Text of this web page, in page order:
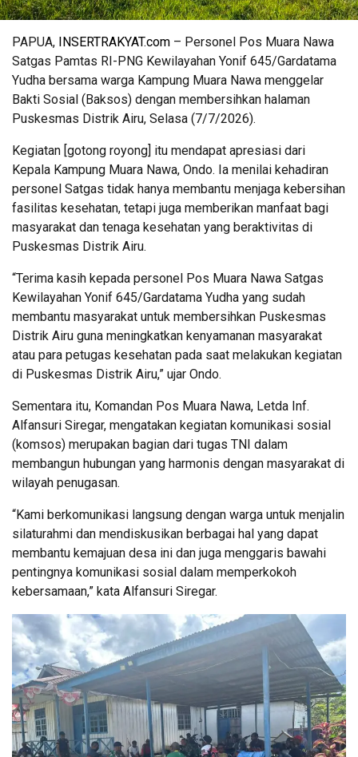
PAPUA, INSERTRAKYAT.com – Personel Pos Muara Nawa
Satgas Pamtas RI-PNG Kewilayahan Yonif 645/Gardatama
Yudha bersama warga Kampung Muara Nawa menggelar
Bakti Sosial (Baksos) dengan membersihkan halaman
Puskesmas Distrik Airu, Selasa (7/7/2026).
Kegiatan [gotong royong] itu mendapat apresiasi dari
Kepala Kampung Muara Nawa, Ondo. Ia menilai kehadiran
personel Satgas tidak hanya membantu menjaga kebersihan
fasilitas kesehatan, tetapi juga memberikan manfaat bagi
masyarakat dan tenaga kesehatan yang beraktivitas di
Puskesmas Distrik Airu.
“Terima kasih kepada personel Pos Muara Nawa Satgas
Kewilayahan Yonif 645/Gardatama Yudha yang sudah
membantu masyarakat untuk membersihkan Puskesmas
Distrik Airu guna meningkatkan kenyamanan masyarakat
atau para petugas kesehatan pada saat melakukan kegiatan
di Puskesmas Distrik Airu,” ujar Ondo.
Sementara itu, Komandan Pos Muara Nawa, Letda Inf.
Alfansuri Siregar, mengatakan kegiatan komunikasi sosial
(komsos) merupakan bagian dari tugas TNI dalam
membangun hubungan yang harmonis dengan masyarakat di
wilayah penugasan.
“Kami berkomunikasi langsung dengan warga untuk menjalin
silaturahmi dan mendiskusikan berbagai hal yang dapat
membantu kemajuan desa ini dan juga menggaris bawahi
pentingnya komunikasi sosial dalam memperkokoh
kebersamaan,” kata Alfansuri Siregar.